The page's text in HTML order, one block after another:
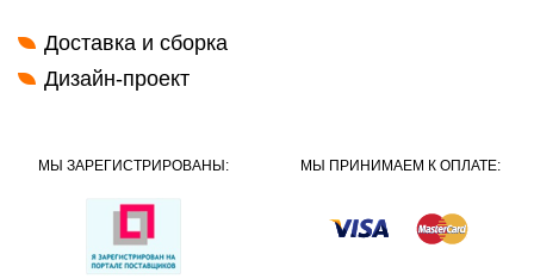
Доставка и сборка
Дизайн-проект
МЫ ЗАРЕГИСТРИРОВАНЫ: МЫ ПРИНИМАЕМ К ОПЛАТЕ: